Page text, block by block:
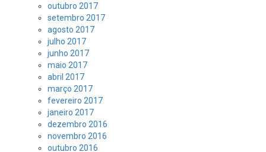
outubro 2017
setembro 2017
agosto 2017
julho 2017
junho 2017
maio 2017
abril 2017
março 2017
fevereiro 2017
janeiro 2017
dezembro 2016
novembro 2016
outubro 2016